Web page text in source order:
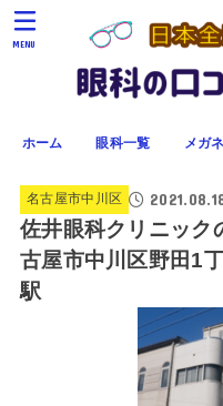
ホーム 眼科一覧 メガネ
MENU
名古屋市中川区
佐井眼科クリニック
古屋市中川区野田1
駅